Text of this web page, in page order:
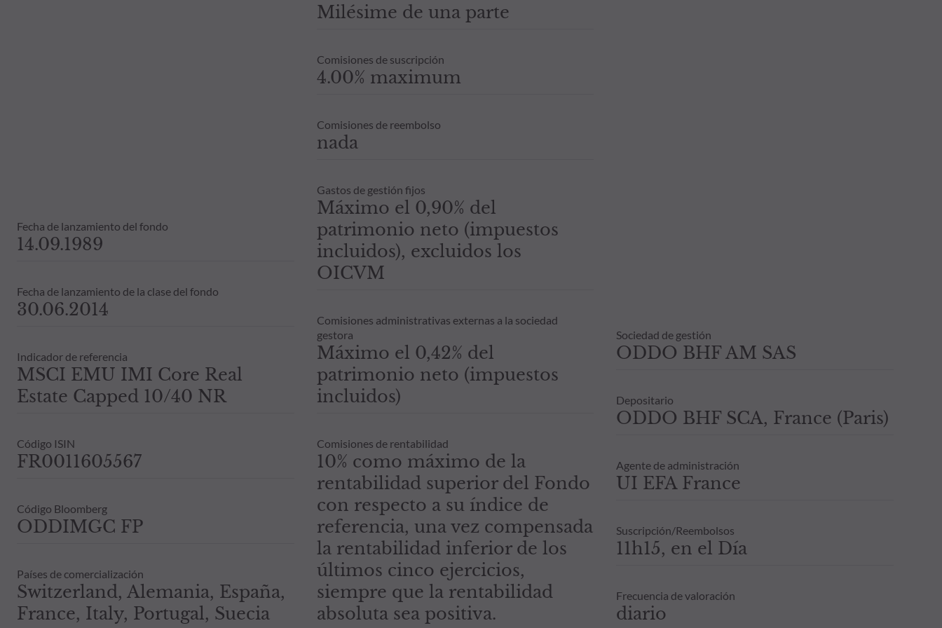
Fecha de lanzamiento del fondo
14.09.1989
Fecha de lanzamiento de la clase del fondo
30.06.2014
Indicador de referencia
MSCI EMU IMI Core Real
Estate Capped 10/40 NR
Código ISIN
FR0011605567
Código Bloomberg
ODDIMGC FP
Países de comercialización
Switzerland, Alemania, España,
France, Italy, Portugal, Suecia
Milésime de una parte
Comisiones de suscripción
4.00% maximum
Comisiones de reembolso
nada
Gastos de gestión fijos
Máximo el 0,90% del
patrimonio neto (impuestos
incluidos), excluidos los
OICVM
Comisiones administrativas externas a la sociedad
gestora
Máximo el 0,42% del
patrimonio neto (impuestos
incluidos)
Comisiones de rentabilidad
10% como máximo de la
rentabilidad superior del Fondo
con respecto a su índice de
referencia, una vez compensada
la rentabilidad inferior de los
últimos cinco ejercicios,
siempre que la rentabilidad
absoluta sea positiva.
Sociedad de gestión
ODDO BHF AM SAS
Depositario
ODDO BHF SCA, France (Paris)
Agente de administración
UI EFA France
Suscripción/Reembolsos
11h15, en el Día
Frecuencia de valoración
diario